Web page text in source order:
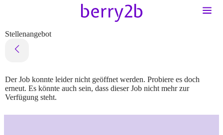
Stellenangebot
Der Job konnte leider nicht geöffnet werden. Probiere es doch
erneut. Es könnte auch sein, dass dieser Job nicht mehr zur
Verfügung steht.